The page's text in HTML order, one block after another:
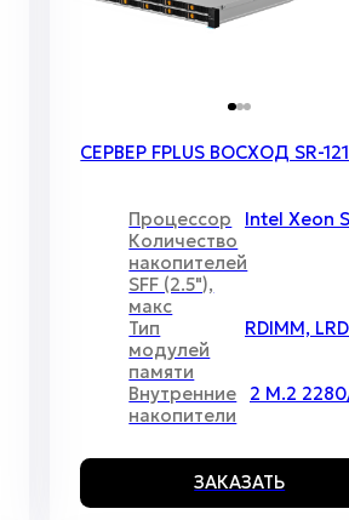
СЕРВЕР FPLUS ВОСХОД SR-121
Процессор
Количество
накопителей
SFF (2.5"),
макс
Тип
модулей
памяти
Внутренние
накопители
ЗАКАЗАТЬ